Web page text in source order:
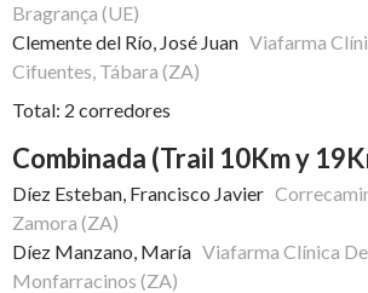
Bragrança (UE)
Clemente del Río, José Juan Viafarma
Cifuentes, Tábara (ZA)
Total: 2 corredores
Combinada (Trail 10Km y
Díez Esteban, Francisco Javier
Zamora (ZA)
Díez Manzano, María Viafarma Clínica
Monfarracinos (ZA)